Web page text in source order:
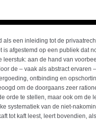
als een inleiding tot de
is afgestemd op een publiek dat
leerstuk: aan de hand van
de – vaak als abstract ervaren
ontbinding en
om de doorgaans zeer
orde te stellen, maar ook om de
systematiek van de niet-
tot kaft leest, leert bovendien,